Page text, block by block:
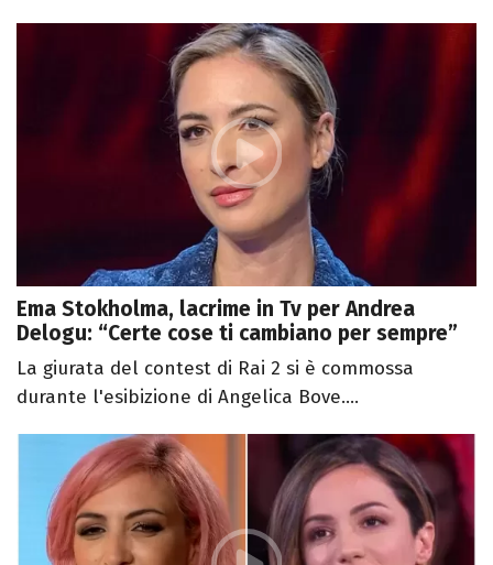
Ema Stokholma, lacrime in Tv per Andrea
Delogu: “Certe cose ti cambiano per sempre”
La giurata del contest di Rai 2 si è commossa
durante l'esibizione di Angelica Bove....